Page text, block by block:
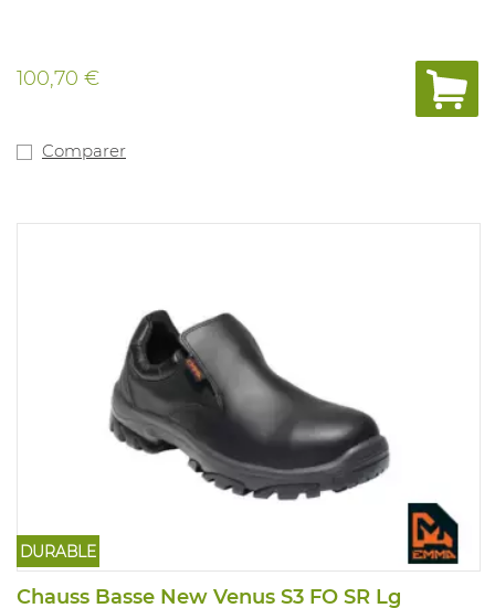
100,70 €
Comparer
DURABLE
Chauss Basse New Venus S3 FO SR Lg